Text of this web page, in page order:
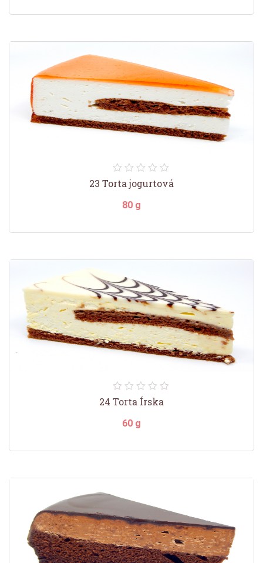
23 Torta jogurtová
80 g
24 Torta Írska
60 g